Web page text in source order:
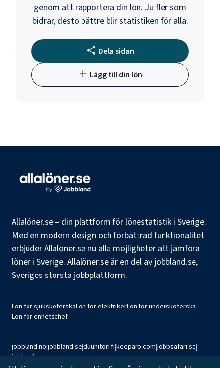
genom att rapportera din lön. Ju fler som
bidrar, desto bättre blir statistiken för alla.
Dela sidan
Lägg till din lön
Allalöner.se – din plattform för lönestatistik i Sverige.
Med en modern design och förbättrad funktionalitet
erbjuder Allalöner.se nu alla möjligheter att jämföra
löner i Sverige. Allalöner.se är en del av jobbland.se,
Sveriges största jobbplattform.
Lön för sjuksköterskaLön för elektrikerLön för undersköterska
Lön för enhetschef
jobbland.no|jobbland.se|duunitori.fi|keeparo.com|jobbsafari.se|
jobbsafari.no